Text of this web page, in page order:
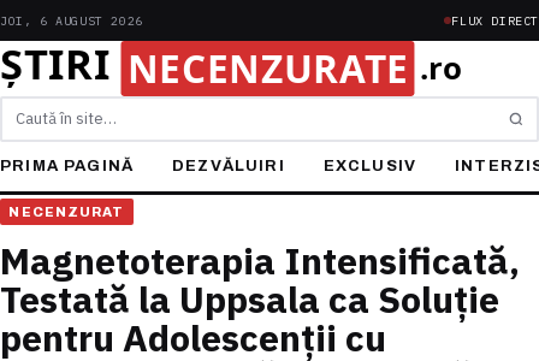
JOI, 6 AUGUST 2026 FLUX DIRECT
Caută
PRIMA PAGINĂ DEZVĂLUIRI EXCLUSIV
NECENZURAT
Magnetoterapia Intensificată,
Testată la Uppsala ca Soluție
pentru Adolescenții cu